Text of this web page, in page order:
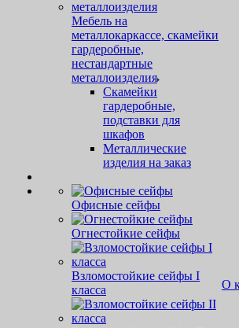
Мебель на
металлокаркассе, скамейки
гардеробные,
нестандартные
металлоизделия
Скамейки
гардеробные,
подставки для
шкафов
Металлические
изделия на заказ
Офисные сейфы
Огнестойкие сейфы
Взломостойкие сейфы I
класса
О